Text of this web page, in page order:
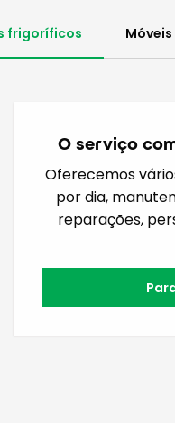
frigoríficos
O serviço
Oferecemos
por dia,
reparações,